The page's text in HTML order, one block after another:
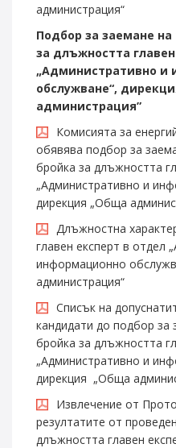
администрация“
Подбор за заемане
за длъжността
„Административно и
обслужване“,
администрация”
Комисията за
обявява подбор за
бройка за длъжността
„Административно и
дирекция „Обща
Длъжностна
главен експерт в отдел
информационно
администрация“
Списък на
кандидати до подбор за
бройка за длъжността
„Административно и
дирекция „Обща
Извлечение от
резултатите от
длъжността главен